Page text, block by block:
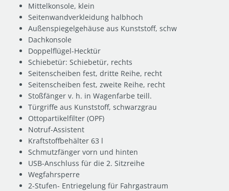
Mittelkonsole, klein
Seitenwandverkleidung halbhoch
Außenspiegelgehäuse aus Kunststoff, schw
Dachkonsole
Doppelflügel-Hecktür
Schiebetür: Schiebetür, rechts
Seitenscheiben fest, dritte Reihe, recht
Seitenscheiben fest, zweite Reihe, recht
Stoßfänger v. h. in Wagenfarbe teill.
Türgriffe aus Kunststoff, schwarzgrau
Ottopartikelfilter (OPF)
Notruf-Assistent
Kraftstoffbehälter 63 l
Schmutzfänger vorn und hinten
USB-Anschluss für die 2. Sitzreihe
Wegfahrsperre
2-Stufen- Entriegelung für Fahrgastraum